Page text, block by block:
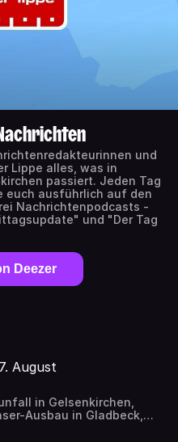
und
Lippe alles, was in
passiert. Jeden Tag
euch ausführlich auf den
Nachrichtenpodcasts -
und "Der Tag
Deezer
August
in Gelsenkirchen,
Ausbau in Gladbeck,